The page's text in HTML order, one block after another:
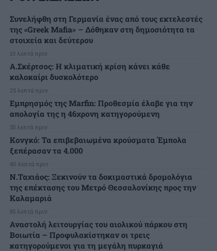
Συνελήφθη στη Γερμανία ένας από τους εκτελεστές
της «Greek Mafia» – Δόθηκαν στη δημοσιότητα τα
στοιχεία και δεύτερου
10 λεπτά πριν
A.Σκέρτσος: Η κλιματική κρίση κάνει κάθε
καλοκαίρι δυσκολότερο
25 λεπτά πριν
Εμπρησμός της Marfin: Προθεσμία έλαβε για την
απολογία της η 46χρονη κατηγορούμενη
35 λεπτά πριν
Κονγκό: Τα επιβεβαιωμένα κρούσματα Έμπολα
ξεπέρασαν τα 4.000
40 λεπτά πριν
Ν.Ταχιάος: Ξεκινούν τα δοκιμαστικά δρομολόγια
της επέκτασης του Μετρό Θεσσαλονίκης προς την
Καλαμαριά
55 λεπτά πριν
Αναστολή λειτουργίας του αιολικού πάρκου στη
Βοιωτία – Προφυλακίστηκαν οι τρεις
κατηγορούμενοι για τη μεγάλη πυρκαγιά